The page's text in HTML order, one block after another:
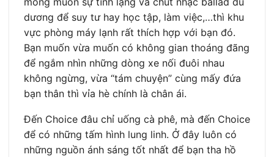
dương để suy tư hay học tập, làm việc,…thì khu
vực phòng máy lạnh rất thích hợp với bạn đó.
Bạn muốn vừa muốn có không gian thoáng đãng
để ngắm nhìn những dòng xe nối đuôi nhau
không ngừng, vừa “tám chuyện” cùng mấy đứa
bạn thân thì vỉa hè chính là chân ái.
Đến Choice đâu chỉ uống cà phê, mà đến Choice
để có những tấm hình lung linh. Ở đây luôn có
những nguồn ánh sáng tốt nhất để bạn tha hồ